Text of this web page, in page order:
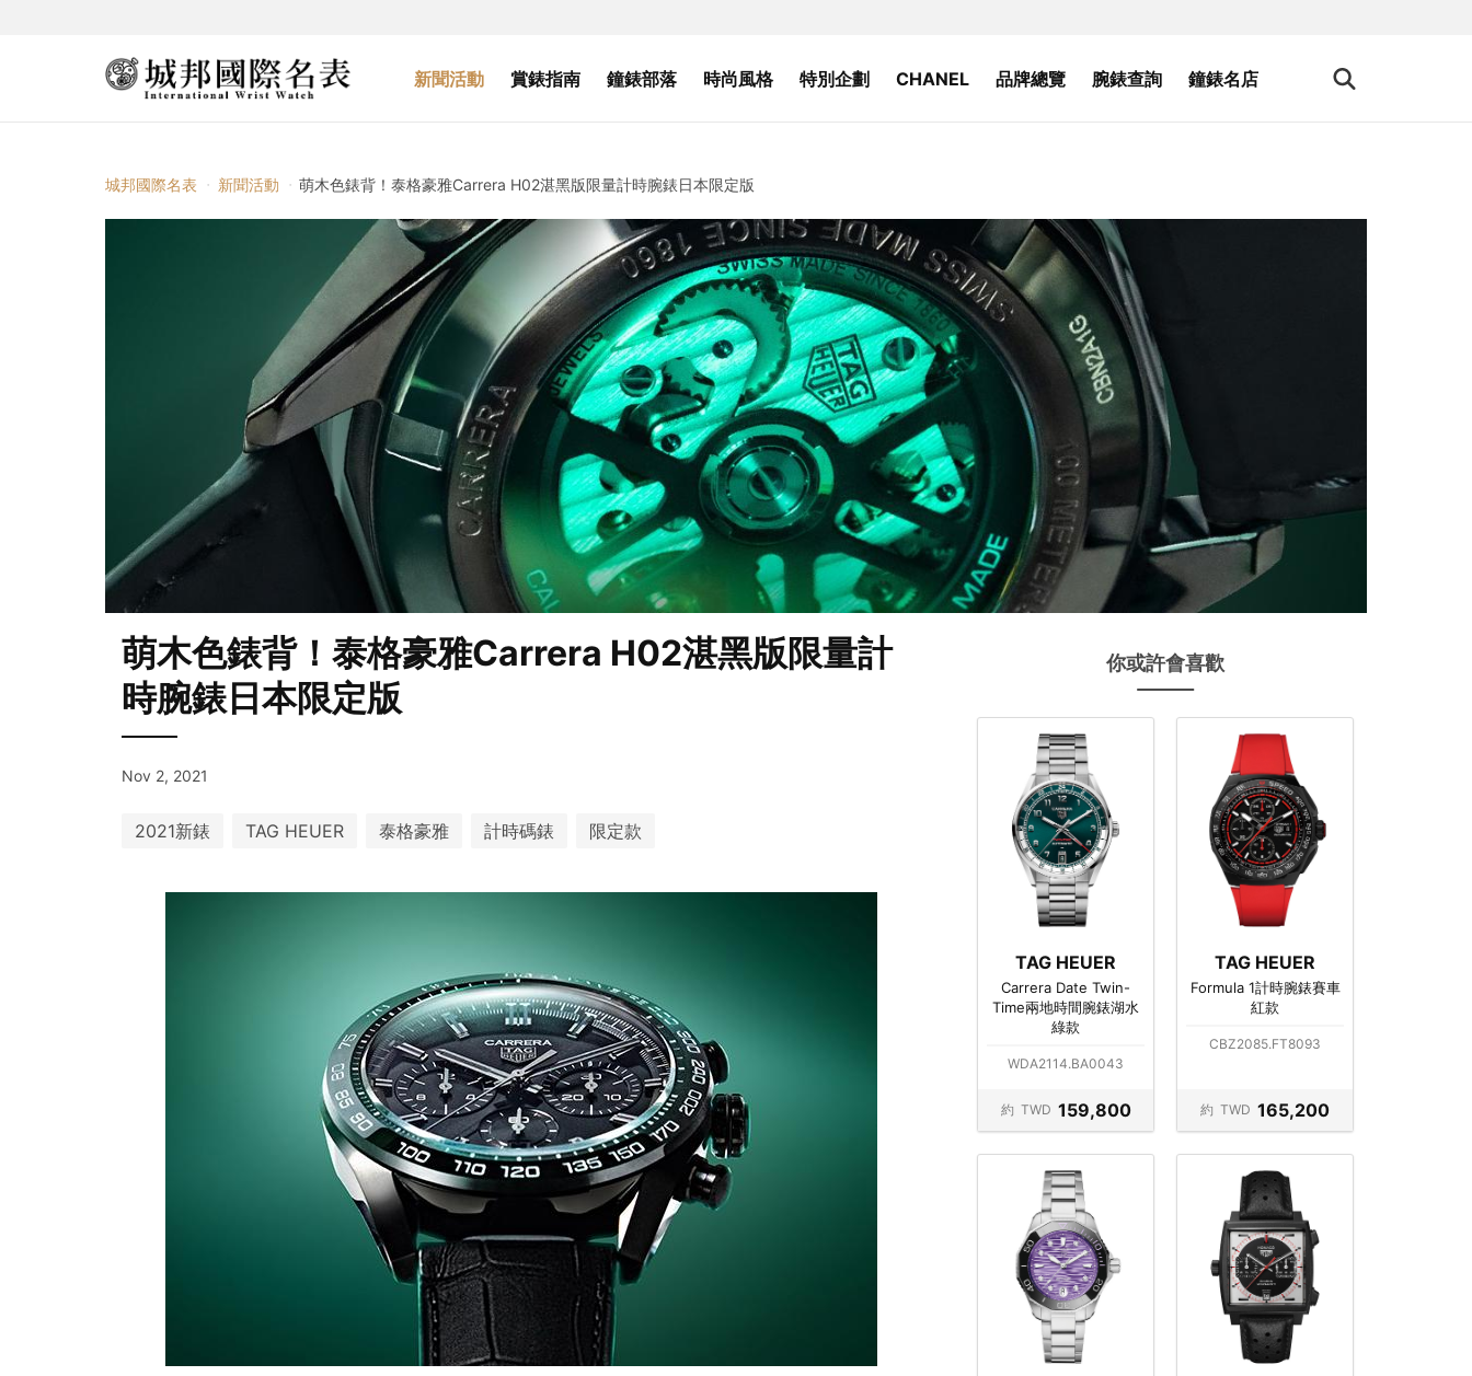
新聞活動 賞錶指南 鐘錶部落 時尚風格 特別企劃 CHANEL 品牌總覽 腕錶查詢 鐘錶名店
城邦國際名表 新聞活動 萌木色錶背！泰格豪雅Carrera H02湛黑版限量計時腕錶日本限定版
萌木色錶背！泰格豪雅Carrera H02湛黑版限量計
時腕錶日本限定版
Nov 2, 2021
2021新錶 TAG HEUER 泰格豪雅 計時碼錶 限定款
你或許會喜歡
TAG HEUER
Carrera Date Twin-
Time兩地時間腕錶湖水
綠款
WDA2114.BA0043
約 TWD 159,800
TAG HEUER
Formula 1計時腕錶賽車
紅款
CBZ2085.FT8093
約 TWD 165,200